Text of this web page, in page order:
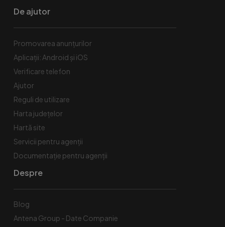
De ajutor
Promovarea anunțurilor
Aplicații: Android și iOS
Verificare telefon
Ajutor
Reguli de utilizare
Harta județelor
Hartă site
Servicii pentru agenții
Documentație pentru agenții
Despre
Blog
Antena Group - Date Companie